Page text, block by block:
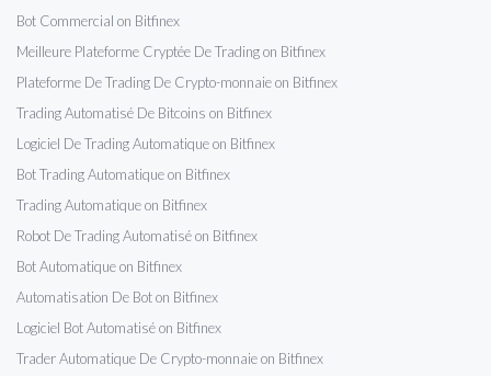
Bot Commercial on Bitfinex
Meilleure Plateforme Cryptée De Trading on Bitfinex
Plateforme De Trading De Crypto-monnaie on Bitfinex
Trading Automatisé De Bitcoins on Bitfinex
Logiciel De Trading Automatique on Bitfinex
Bot Trading Automatique on Bitfinex
Trading Automatique on Bitfinex
Robot De Trading Automatisé on Bitfinex
Bot Automatique on Bitfinex
Automatisation De Bot on Bitfinex
Logiciel Bot Automatisé on Bitfinex
Trader Automatique De Crypto-monnaie on Bitfinex